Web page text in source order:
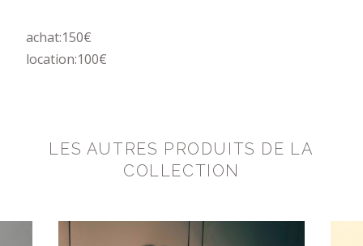
achat:150€
location:100€
LES AUTRES PRODUITS DE LA
COLLECTION